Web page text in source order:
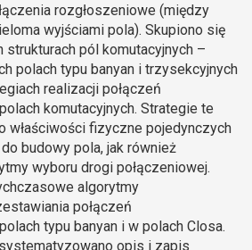
rozgłoszeniowe (między
wyjściami pola). Skupiono się
strukturach pól komutacyjnych –
polach typu banyan i trzysekcyjnych
realizacji połączeń
komutacyjnych. Strategie te
właściwości fizyczne pojedynczych
budowy pola, jak również
wyboru drogi połączeniowej.
algorytmy
połączeń
typu banyan i w polach Closa.
opis i zapis